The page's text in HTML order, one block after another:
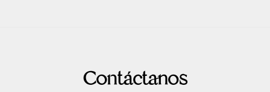
Contáctanos